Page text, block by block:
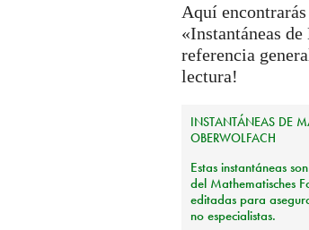
Aquí
«Instantáneas
referencia
lectura!
INSTANTÁNEAS DE
OBERWOLFACH
Estas instantáneas
del Mathematisches
editadas para
no especialistas.